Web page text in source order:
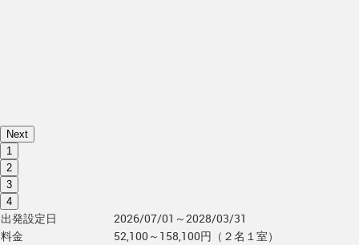
Next
1
2
3
4
出発設定日
2026/07/01～2028/03/31
料金
52,100～158,100円（２名１室）